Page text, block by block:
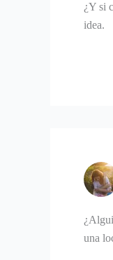
¿Y si
idea.
una